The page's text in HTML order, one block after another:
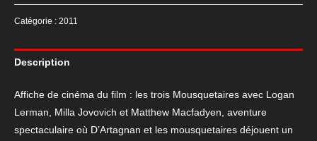
cinéma
du
:
les
3
Catégorie : 2011
Description
Affiche de cinéma du film : les trois Mousquetaires avec
Logan
Lerman
Milla Jovovich et Matthew Macfadyen , aventure
spectaculaire où D’Artagnan et les mousquetaires déjouent un